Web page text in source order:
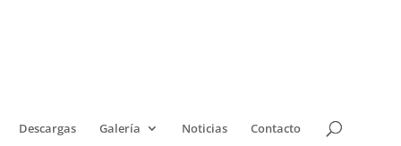
Descargas Galería Noticias Contacto